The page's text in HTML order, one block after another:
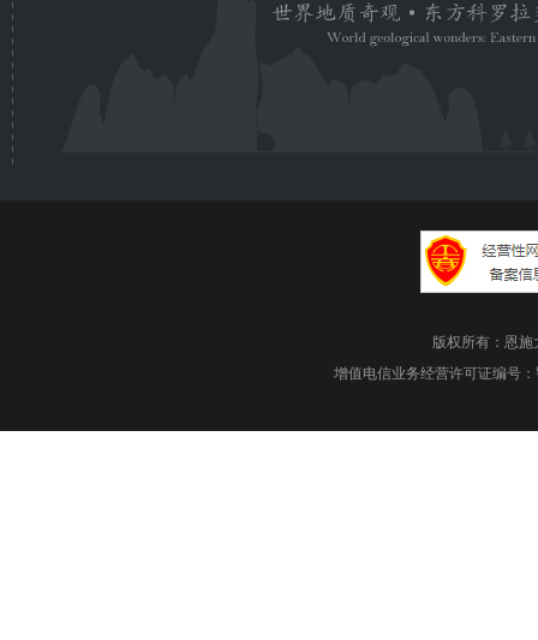
版权所有：恩施
增值电信业务经营许可证编号：